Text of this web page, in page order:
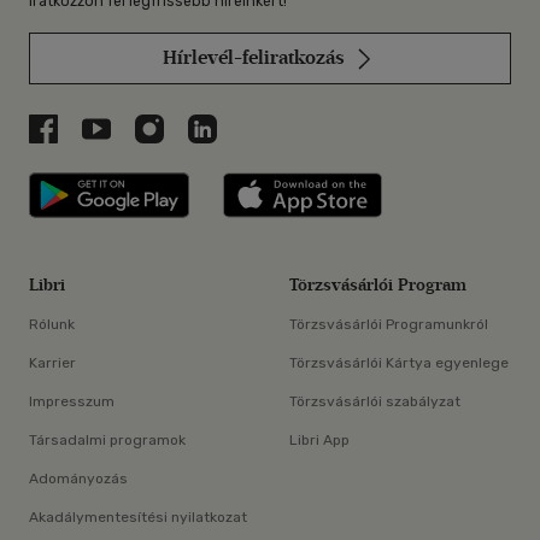
Hírlevél-feliratkozás
Libri a Facebookon
Libri a Youtube-on
Libri az Instagramon
Libri a LinkedInen
Libri applikáció Szerezd meg: Google
Libri
Rólunk
Karrier
Impresszum
Társadalmi programok
Adományozás
Akadálymentesítési nyilatkozat
Törzsvásárlói Program
Törzsvásárlói Programunkról
Törzsvásárlói Kártya egyenlege
Törzsvásárlói szabályzat
Libri App